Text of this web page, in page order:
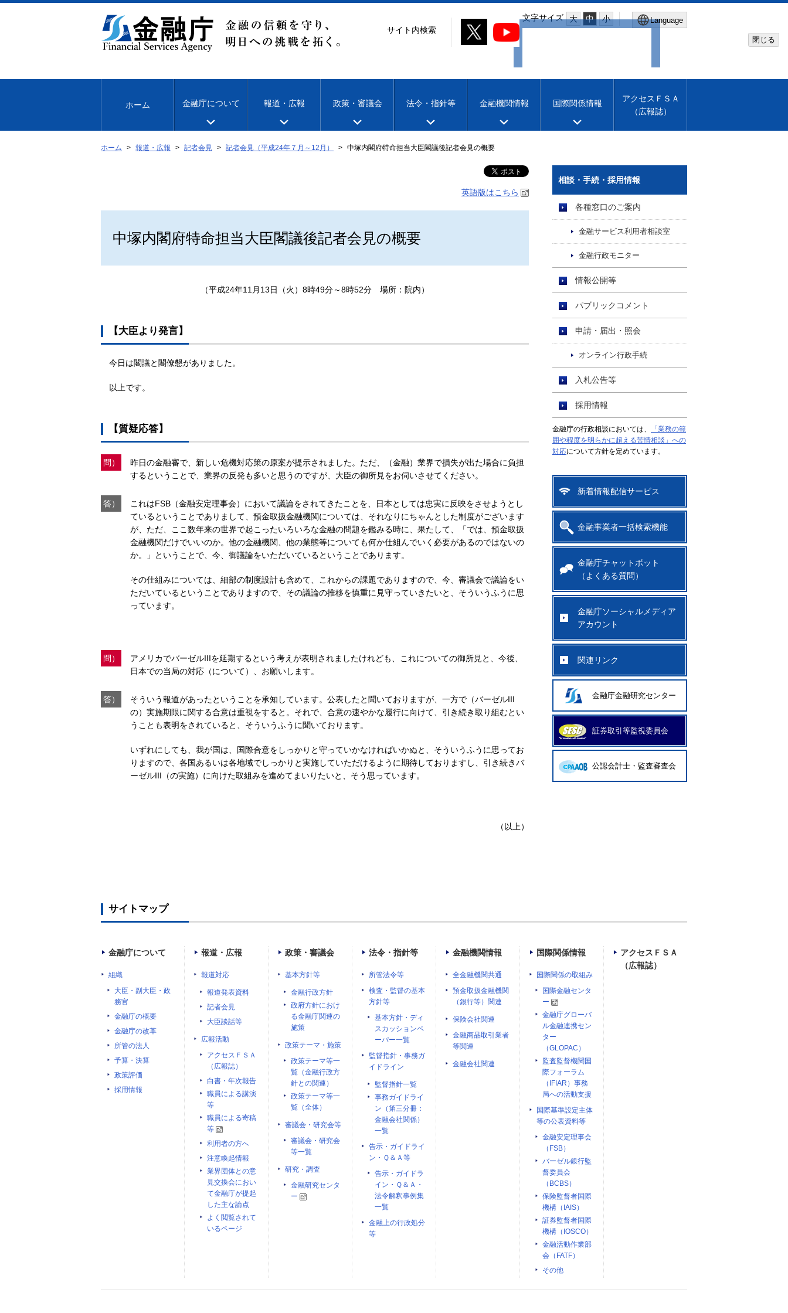
文
移
文字サイズ 大 中 小 Language
Machine translation
閉じる
サイト内検索
ホーム 金融庁について 報道・広報 政策・審議会 法令・指針等 金融機関情報 国際関係情報
アクセスＦＳＡ
（広報誌）
ホーム 報道・広報 記者会見 記者会見（平成24年７月～12月） 中塚内閣府特命担当大臣閣議後記者会見の概要
英語版はこちら
中塚内閣府特命担当大臣閣議後記者会見の概要
（平成24年11月13日（火）8時49分～8時52分 場所：院内）
【大臣より発言】
今日は閣議と閣僚懇がありました。
以上です。
【質疑応答】
問）
昨日の金融審で、新しい危機対応策の原案が提示されました。ただ、（金融）業界で損失が出た場合に負担
するということで、業界の反発も多いと思うのですが、大臣の御所見をお伺いさせてください。
答）
これはFSB（金融安定理事会）において議論をされてきたことを、日本としては忠実に反映をさせようとし
ているということでありまして、預金取扱金融機関については、それなりにちゃんとした制度がございます
が、ただ、ここ数年来の世界で起こったいろいろな金融の問題を鑑みる時に、果たして、「では、預金取扱
金融機関だけでいいのか。他の金融機関、他の業態等についても何か仕組んでいく必要があるのではないの
か。」ということで、今、御議論をいただいているということであります。
その仕組みについては、細部の制度設計も含めて、これからの課題でありますので、今、審議会で議論をい
ただいているということでありますので、その議論の推移を慎重に見守っていきたいと、そういうふうに思
っています。
問）
アメリカでバーゼルIIIを延期するという考えが表明されましたけれども、これについての御所見と、今後、
日本での当局の対応（について）、お願いします。
答）
そういう報道があったということを承知しています。公表したと聞いておりますが、一方で（バーゼルIII
の）実施期限に関する合意は重視をすると。それで、合意の速やかな履行に向けて、引き続き取り組むとい
うことも表明をされていると、そういうふうに聞いております。
いずれにしても、我が国は、国際合意をしっかりと守っていかなければいかぬと、そういうふうに思ってお
りますので、各国あるいは各地域でしっかりと実施していただけるように期待しておりますし、引き続きバ
ーゼルIII（の実施）に向けた取組みを進めてまいりたいと、そう思っています。
（以上）
相談・手続・採用情報
各種窓口のご案内
金融サービス利用者相談室
金融行政モニター
情報公開等
パブリックコメント
申請・届出・照会
オンライン行政手続
入札公告等
採用情報
金融庁の行政相談においては、
「業務の範
囲や程度を明らかに超える苦情相談」への
対応について方針を定めています。
新着情報配信サービス
金融事業者一括検索機能
金融庁チャットボット
（よくある質問）
金融庁ソーシャルメディア
アカウント
関連リンク
金融庁金融研究センター
証券取引等監視委員会
公認会計士・監査審査会
サイトマップ
金融庁について
組織
大臣・副大臣・政
務官
金融庁の概要
金融庁の改革
所管の法人
予算・決算
政策評価
採用情報
報道・広報
報道対応
報道発表資料
記者会見
大臣談話等
広報活動
アクセスＦＳＡ
（広報誌）
白書・年次報告
職員による講演
等
職員による寄稿
等
利用者の方へ
注意喚起情報
業界団体との意
見交換会におい
て金融庁が提起
した主な論点
よく閲覧されて
いるページ
政策・審議会
基本方針等
金融行政方針
政府方針におけ
る金融庁関連の
施策
政策テーマ・施策
政策テーマ等一
覧（金融行政方
針との関連）
政策テーマ等一
覧（全体）
審議会・研究会等
審議会・研究会
等一覧
研究・調査
金融研究センタ
ー
法令・指針等
所管法令等
検査・監督の基本
方針等
基本方針・ディ
スカッションペ
ーパー一覧
監督指針・事務ガ
イドライン
監督指針一覧
事務ガイドライ
ン（第三分冊：
金融会社関係）
一覧
告示・ガイドライ
ン・Ｑ＆Ａ等
告示・ガイドラ
イン・Ｑ＆Ａ・
法令解釈事例集
一覧
金融上の行政処分
等
金融機関情報
全金融機関共通
預金取扱金融機関
（銀行等）関連
保険会社関連
金融商品取引業者
等関連
金融会社関連
国際関係情報
国際関係の取組み
国際金融センタ
ー
金融庁グローバ
ル金融連携セン
ター
（GLOPAC）
監査監督機関国
際フォーラム
（IFIAR）事務
局への活動支援
国際基準設定主体
等の公表資料等
金融安定理事会
（FSB）
バーゼル銀行監
督委員会
（BCBS）
保険監督者国際
機構（IAIS）
証券監督者国際
機構（IOSCO）
金融活動作業部
会（FATF）
その他
アクセスＦＳＡ
（広報誌）